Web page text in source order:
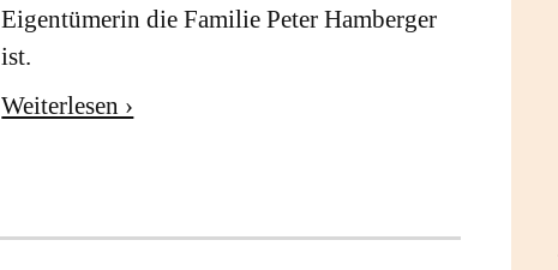
Eigentümerin die Familie Peter Hamberger
ist.
Weiterlesen ›